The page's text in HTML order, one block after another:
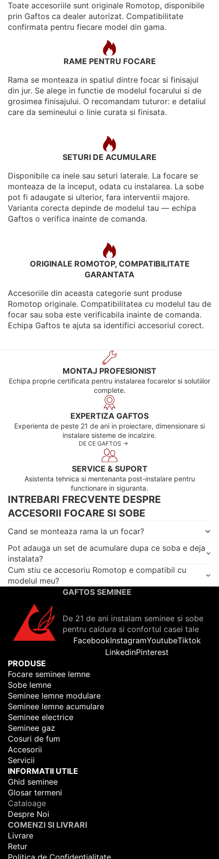
Toate accesoriile sunt originale Romotop, disponibile
prin Gaftos ca dealer autorizat. Compatibilitate
confirmata pentru fiecare model din gama.
RAME PENTRU FOCARE
Rama se monteaza in spatiul dintre focar si finisajul
din jur. Se alege in functie de modelul focarului si de
grosimea finisajului. O recomandam tuturor: e detaliul
care da semineului o linie curata si finisata.
SETURI DE ACUMULARE
Disponibile ca inele sau seturi laterale. La focare se
monteaza de la inceput, odata cu instalarea. La sobe
pot fi adaugate si ulterior, fara interventii majore.
Varianta corecta depinde de modelul tau — echipa
Gaftos o verifica inainte de comanda.
ORIGINALE ROMOTOP, COMPATIBILITATE
GARANTATA
Accesoriile din aceasta categorie sunt produse
Romotop originale. Compatibilitatea cu modelul tau de
focar sau soba este verificabila inainte de comanda.
Echipa Gaftos te ajuta sa identifici accesoriul corect.
MONTAJ PROFESIONIST
Echipa proprie certificata pentru instalarea focarelor si solutiilor
complete.
EXPERTIZA GAFTOS
Experienta de peste 21 de ani in proiectare, dimensionare si
instalare sisteme de incalzire.
DE CE GAFTOS ->
SERVICE & SUPORT
Asistenta tehnica si mentenanta post-instalare pentru
functionare in siguranta.
INTREBARI FRECVENTE DESPRE
ACCESORII FOCARE SI SOBE
Cand se monteaza rama la un focar?
Pot adauga un set de acumulare dupa ce soba e deja
instalata?
Cum stiu ce accesoriu Romotop e compatibil cu
modelul meu?
GAFTOS SEMINEE
De 21 de ani instalam seminee si sobe
pentru caldura si confortul casei tale
FacebookInstagramYoutubeTiktok
LinkedinPinterest
PRODUSE
Focare seminee lemne
Sobe lemne
Seminee lemne modulare
Seminee lemne acumulare
Seminee electrice
Seminee gaz
Cosuri de fum
Accesorii
Servicii
INFORMATII UTILE
Ghid seminee
Glosar termeni
Cataloage
Despre Noi
COMENZI SI LIVRARI
Livrare
Retur